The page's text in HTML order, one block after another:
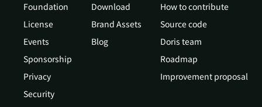
Foundation
License
Events
Sponsorship
Privacy
Security
Download
Brand Assets
Blog
How to contribute
Source code
Doris team
Roadmap
Improvement proposal